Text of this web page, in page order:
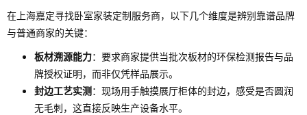
在上海嘉定寻找卧室家装定制服务商，以下几个维度是辨别靠谱品牌
与普通商家的关键：
板材溯源能力：要求商家提供当批次板材的环保检测报告与品
牌授权证明，而非仅凭样品展示。
封边工艺实测：现场用手触摸展厅柜体的封边，感受是否圆润
无毛刺，这直接反映生产设备水平。